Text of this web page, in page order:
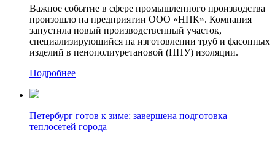
Важное событие в сфере промышленного производства
произошло на предприятии ООО «НПК». Компания
запустила новый производственный участок,
специализирующийся на изготовлении труб и фасонных
изделий в пенополиуретановой (ППУ) изоляции.
Подробнее
Петербург готов к зиме: завершена подготовка
теплосетей города